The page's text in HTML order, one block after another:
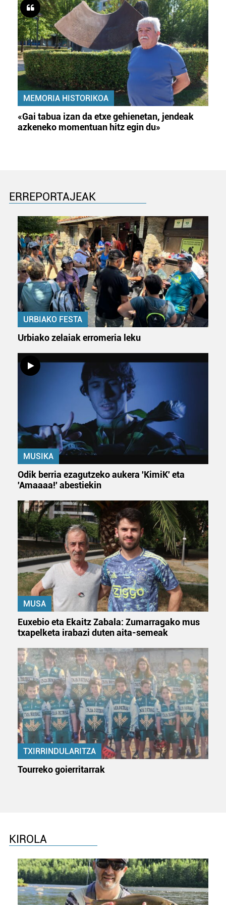
MEMORIA HISTORIKOA
«Gai tabua izan da etxe gehienetan, jendeak
azkeneko momentuan hitz egin du»
ERREPORTAJEAK
URBIAKO FESTA
Urbiako zelaiak erromeria leku
MUSIKA
Odik berria ezagutzeko aukera 'KimiK' eta
'Amaaaa!' abestiekin
MUSA
Euxebio eta Ekaitz Zabala: Zumarragako mus
txapelketa irabazi duten aita-semeak
TXIRRINDULARITZA
Tourreko goierritarrak
KIROLA